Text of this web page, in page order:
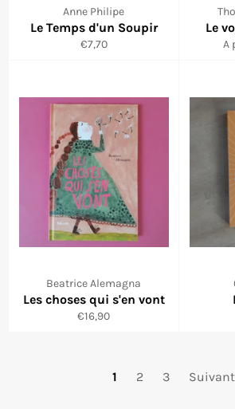
Anne Philipe
Le Temps d'un Soupir
Prix
€7,70
Le
A
Beatrice Alemagna
Les choses qui s'en vont
Prix
€16,90
1 2 3